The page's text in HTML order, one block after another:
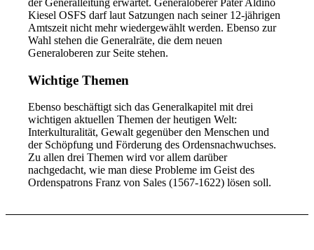
der Generalleitung erwartet. Generaloberer Pater Aldino
Kiesel OSFS darf laut Satzungen nach seiner 12-jährigen
Amtszeit nicht mehr wiedergewählt werden. Ebenso zur
Wahl stehen die Generalräte, die dem neuen
Generaloberen zur Seite stehen.
Wichtige Themen
Ebenso beschäftigt sich das Generalkapitel mit drei
wichtigen aktuellen Themen der heutigen Welt:
Interkulturalität, Gewalt gegenüber den Menschen und
der Schöpfung und Förderung des Ordensnachwuchses.
Zu allen drei Themen wird vor allem darüber
nachgedacht, wie man diese Probleme im Geist des
Ordenspatrons Franz von Sales (1567-1622) lösen soll.